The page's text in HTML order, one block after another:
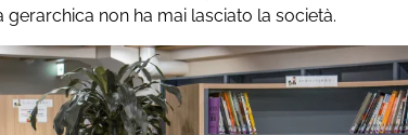
non ha mai lasciato la società.